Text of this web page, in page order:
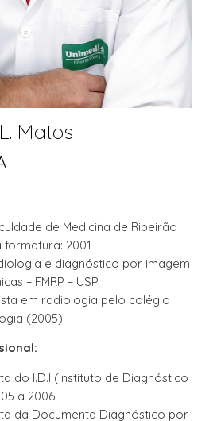
Matos
de Medicina de Ribeirão
formatura: 2001
e diagnóstico por imagem
– FMRP – USP
em radiologia pelo colégio
(2005)
do I.D.I (Instituto de Diagnóstico
a 2006
da Documenta Diagnóstico por